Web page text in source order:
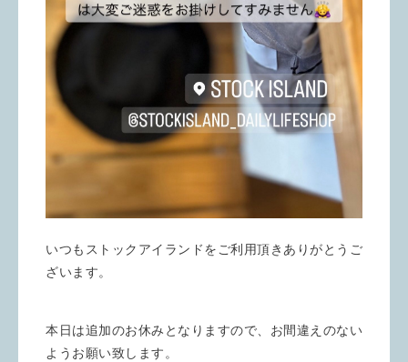
いつもストックアイランドをご利用頂きありがとうご
ざいます。
本日は追加のお休みとなりますので、お間違えのない
ようお願い致します。